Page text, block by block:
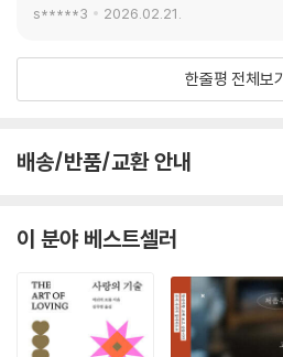
s*****3 2026.02.21.
한줄평 전체보기
배송/반품/교환 안내
이 분야 베스트셀러